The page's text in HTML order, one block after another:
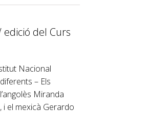
del Curs
Nacional
– Els
Miranda
i el mexicà Gerardo